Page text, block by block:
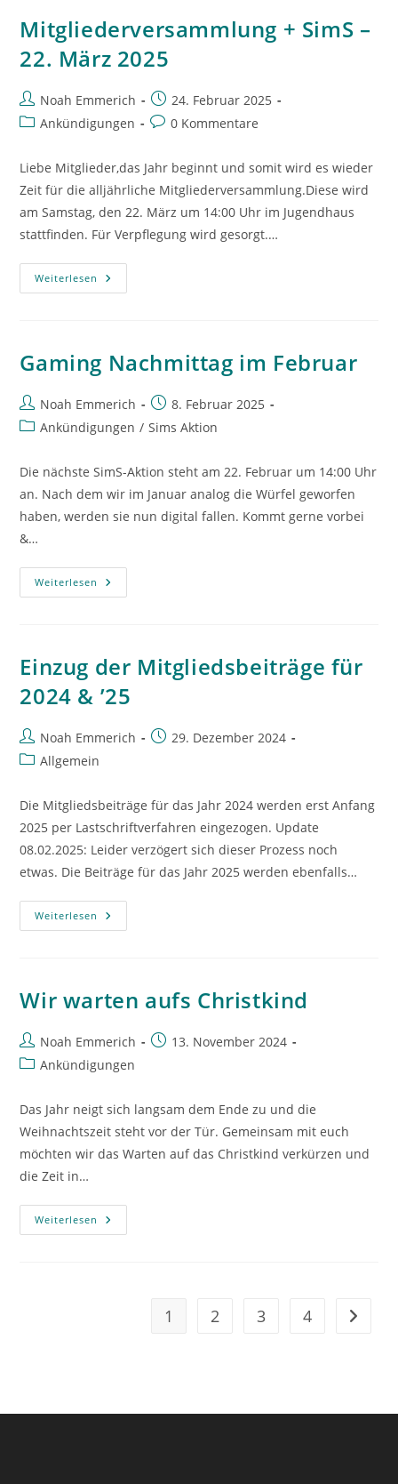
Mitgliederversammlung + SimS –
22. März 2025
Beitrags-
Autor:
Noah Emmerich
Beitrag
veröffentlicht:
24. Februar 2025
Beitrags-
Ankündigungen
Beitrags-
0 Kommentare
Liebe Mitglieder,das Jahr beginnt und somit wird es wieder
Zeit für die alljährliche Mitgliederversammlung.Diese wird
am Samstag, den 22. März um 14:00 Uhr im Jugendhaus
stattfinden. Für Verpflegung wird gesorgt.…
Weiterlesen Mitgliederversammlung
+
2025
Gaming Nachmittag im Februar
Beitrags-
Autor:
Noah Emmerich
Beitrag
veröffentlicht:
8. Februar 2025
Beitrags-
Ankündigungen / Sims Aktion
Die nächste SimS-Aktion steht am 22. Februar um 14:00 Uhr
an. Nach dem wir im Januar analog die Würfel geworfen
haben, werden sie nun digital fallen. Kommt gerne vorbei
&…
Weiterlesen Gaming
Nachmittag
Einzug der Mitgliedsbeiträge für
2024 & ’25
Beitrags-
Autor:
Noah Emmerich
Beitrag29. Dezember 2024
Beitrags-
Allgemein
Die Mitgliedsbeiträge für das Jahr 2024 werden erst Anfang
2025 per Lastschriftverfahren eingezogen. Update
08.02.2025: Leider verzögert sich dieser Prozess noch
etwas. Die Beiträge für das Jahr 2025 werden ebenfalls…
Weiterlesen Einzug
Der
Wir warten aufs Christkind
Beitrags-
Autor:
Noah Emmerich
Beitrag13. November 2024
Beitrags-
Ankündigungen
Das Jahr neigt sich langsam dem Ende zu und die
Weihnachtszeit steht vor der Tür. Gemeinsam mit euch
möchten wir das Warten auf das Christkind verkürzen und
die Zeit in…
Weiterlesen Wir
Warten
1 2 3 4 Zur